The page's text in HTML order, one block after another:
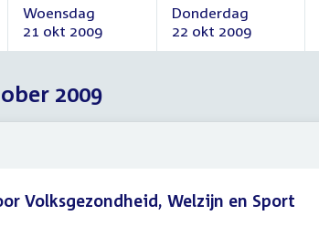
Woensdag
21 okt 2009
Woensdag
oktober
2009
Donderdag
22 okt 2009
Donderdag
2009
Volksgezondheid, Welzijn en Sport